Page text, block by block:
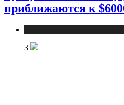
приближаются к
3